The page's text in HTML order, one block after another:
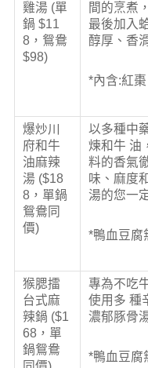
雞湯 (單
鍋 $11
8，鴛鴦
$98)
間的烹煮
最後加入
醇厚、香
*內含:紅
爆炒川
府和牛
油麻辣
湯 ($18
8，單鍋
鴛鴦同
價)
以多種中
煉和牛 油
料的香氣
味、麻度
湯的您一
*鴨血豆腐
猴腮擂
台式麻
辣鍋 ($1
68，單
鍋鴛鴦
專為不吃
使用多 種
濃郁豚骨
*鴨血豆腐